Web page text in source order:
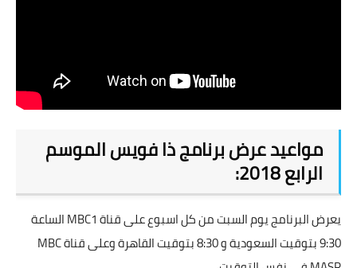
مواعيد عرض برنامج ذا فويس الموسم
الرابع 2018:
يعرض البرنامج يوم السبت من كل اسبوع على قناة MBC1 الساعة
9:30 بتوقيت السعودية و 8:30 بتوقيت القاهرة وعلى قناة MBC